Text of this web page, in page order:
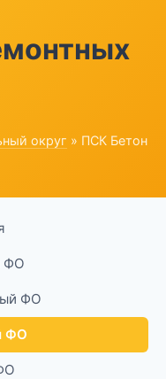
округ » ПСК Бетон
ФО
ФО
ФО